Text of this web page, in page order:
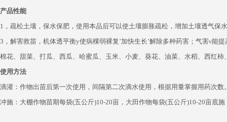
产品性能
1，疏松土壤，保水保肥，使用本品后可以使土壤膨胀疏松，增加土壤透气
3，解害救苗，机体透平衡y使病棵弱裸复’加快生长’解除多种药害；气害ν能
棉花、甜菜、打瓜、西瓜、哈蜜瓜、玉米、小麦、葵花、油菜、水稻、西红
使用方法
滴灌：作物出苗后第一次使用，间隔第二次滴水使用，根据用量掌握用药次
冲施：大棚作物苗期每袋(五公斤)10-20亩，大田作物每袋(五公斤)10-20亩底